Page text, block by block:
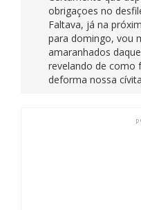
obrigaçoes no
Faltava, já na
para domingo, vou
amaranhados
revelando de como
deforma nossa